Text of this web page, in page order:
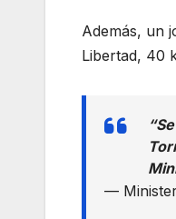
Además, un
Libertad, 40
—